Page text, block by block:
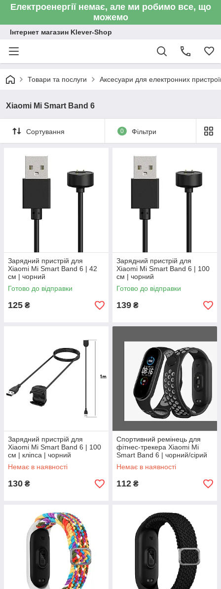
Електроенергії немає, але ми робимо все, що
можемо
Інтернет магазин Klever-Shop
Товари та послуги Аксесуари для електронних
Xiaomi Mi Smart Band 6
Сортування 0 Фільтри
Зарядний пристрій для
Xiaomi Mi Smart Band 6 | 42
см | чорний
Готово до відправки
125 ₴
Зарядний пристрій для
Xiaomi Mi Smart Band 6 | 100
см | чорний
Готово до відправки
139 ₴
Зарядний пристрій для
Xiaomi Mi Smart Band 6 | 100
cм | кліпса | чорний
Немає в наявності
130 ₴
Спортивний ремінець для
фітнес-трекера Xiaomi Mi
Smart Band 6 | чорний/сірий
Немає в наявності
112 ₴